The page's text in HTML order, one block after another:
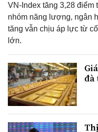
VN-Index tăng 3,28
nhóm năng lượng, ngân
tăng vẫn chịu áp lực từ
lớn.
đà